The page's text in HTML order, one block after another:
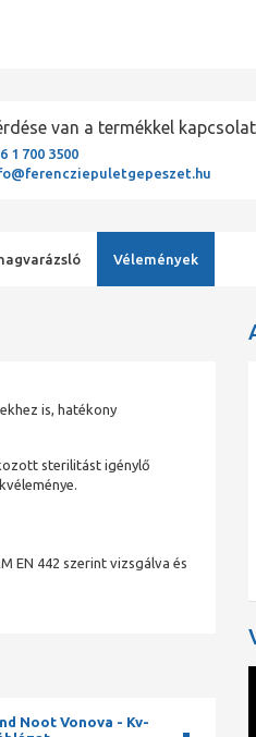
van a termékkel
1 700 3500
Vélemények
is, hatékony
sterilitást igénylő
EN 442 szerint vizsgálva és
Noot Vonova - Kv-